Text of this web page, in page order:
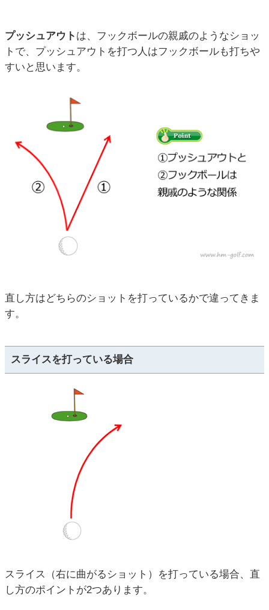
プッシュアウト は、フックボールの親戚のようなショッ
トで、プッシュアウトを打つ人はフックボールも打ちや
すいと思います。
直し方はどちらのショットを打っているかで違ってきま
す。
スライスを打っている場合
スライス（右に曲がるショット）を打っている場合、直
し方のポイントが2つあります。